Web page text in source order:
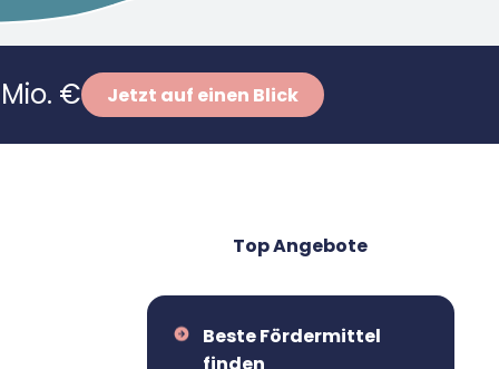
€ Jetzt auf einen Blick
Top Angebote
Beste Fördermittel